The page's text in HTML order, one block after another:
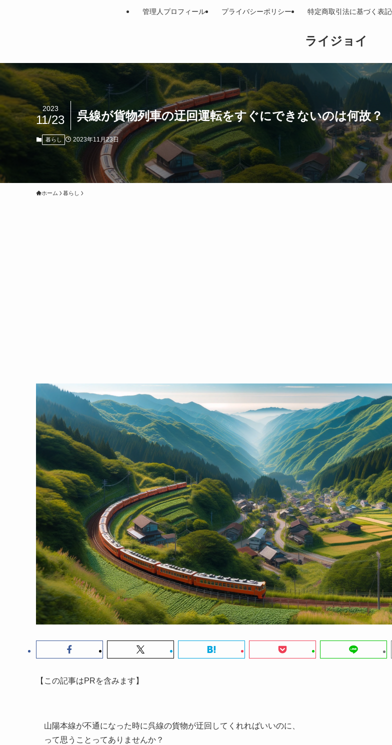
ライジョイ
管理人プロフィール プライバシーポリシー 特定商取引法に基づく表記
呉線が貨物列車の迂回運転をすぐにできないのは何故？
2023
11/23
暮らし 2023年11月23日
ホーム 暮らし
【この記事はPRを含みます】
山陽本線が不通になった時に呉線の貨物が迂回してくれればいいのに、
って思うことってありませんか？